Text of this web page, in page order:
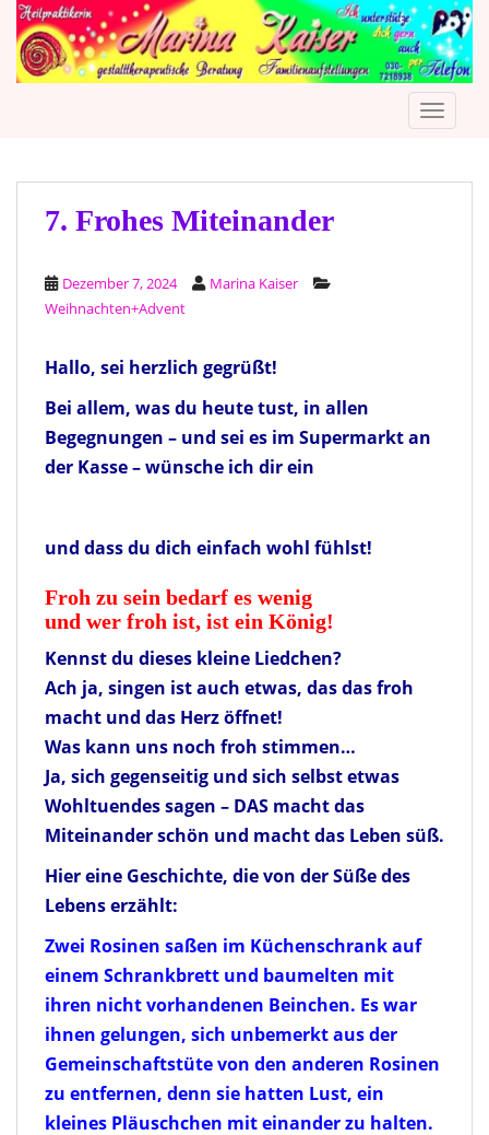
7. Frohes Miteinander
Dezember 7, 2024
Marina Kaiser
Weihnachten+Advent
Hallo, sei herzlich gegrüßt!
Bei allem, was du heute tust, in allen
Begegnungen – und sei es im Supermarkt an
der Kasse – wünsche ich dir ein
und dass du dich einfach wohl fühlst!
Froh zu sein bedarf es wenig
und wer froh ist, ist ein König!
Kennst du dieses kleine Liedchen?
Ach ja, singen ist auch etwas, das das froh
macht und das Herz öffnet!
Was kann uns noch froh stimmen…
Ja, sich gegenseitig und sich selbst etwas
Wohltuendes sagen – DAS macht das
Miteinander schön und macht das Leben süß.
Hier eine Geschichte, die von der Süße des
Lebens erzählt:
Zwei Rosinen saßen im Küchenschrank auf
einem Schrankbrett und baumelten mit
ihren nicht vorhandenen Beinchen. Es war
ihnen gelungen, sich unbemerkt aus der
Gemeinschaftstüte von den anderen Rosinen
zu entfernen, denn sie hatten Lust, ein
kleines Pläuschchen mit einander zu halten.